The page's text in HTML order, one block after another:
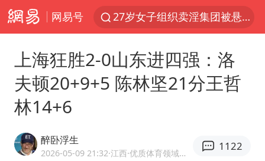
网易号
27岁女子组织卖淫集团被悬赏通缉
美国将对多晶硅衍生品加征15%关税
泰高官回应中国人在泰遭歧视：全面调查
上海狂胜2-0山东进四强：洛
夫顿20+9+5 陈林坚21分王哲
林14+6
醉卧浮生
2026-05-09 21:32·江西 ·优质体育领域创作者
1122